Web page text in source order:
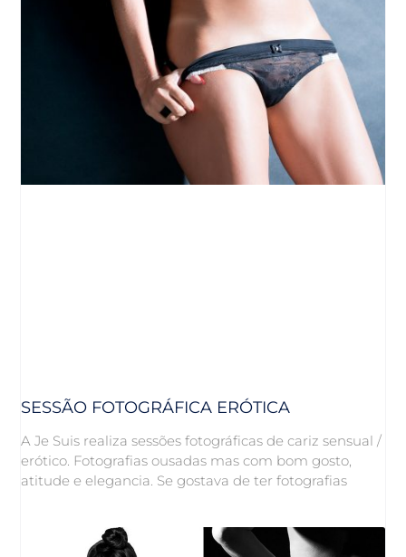
SESSÃO FOTOGRÁFICA ERÓTICA
A Je Suis realiza sessões fotográficas de cariz sensual /
erótico. Fotografias ousadas mas com bom gosto,
atitude e elegancia. Se gostava de ter fotografias